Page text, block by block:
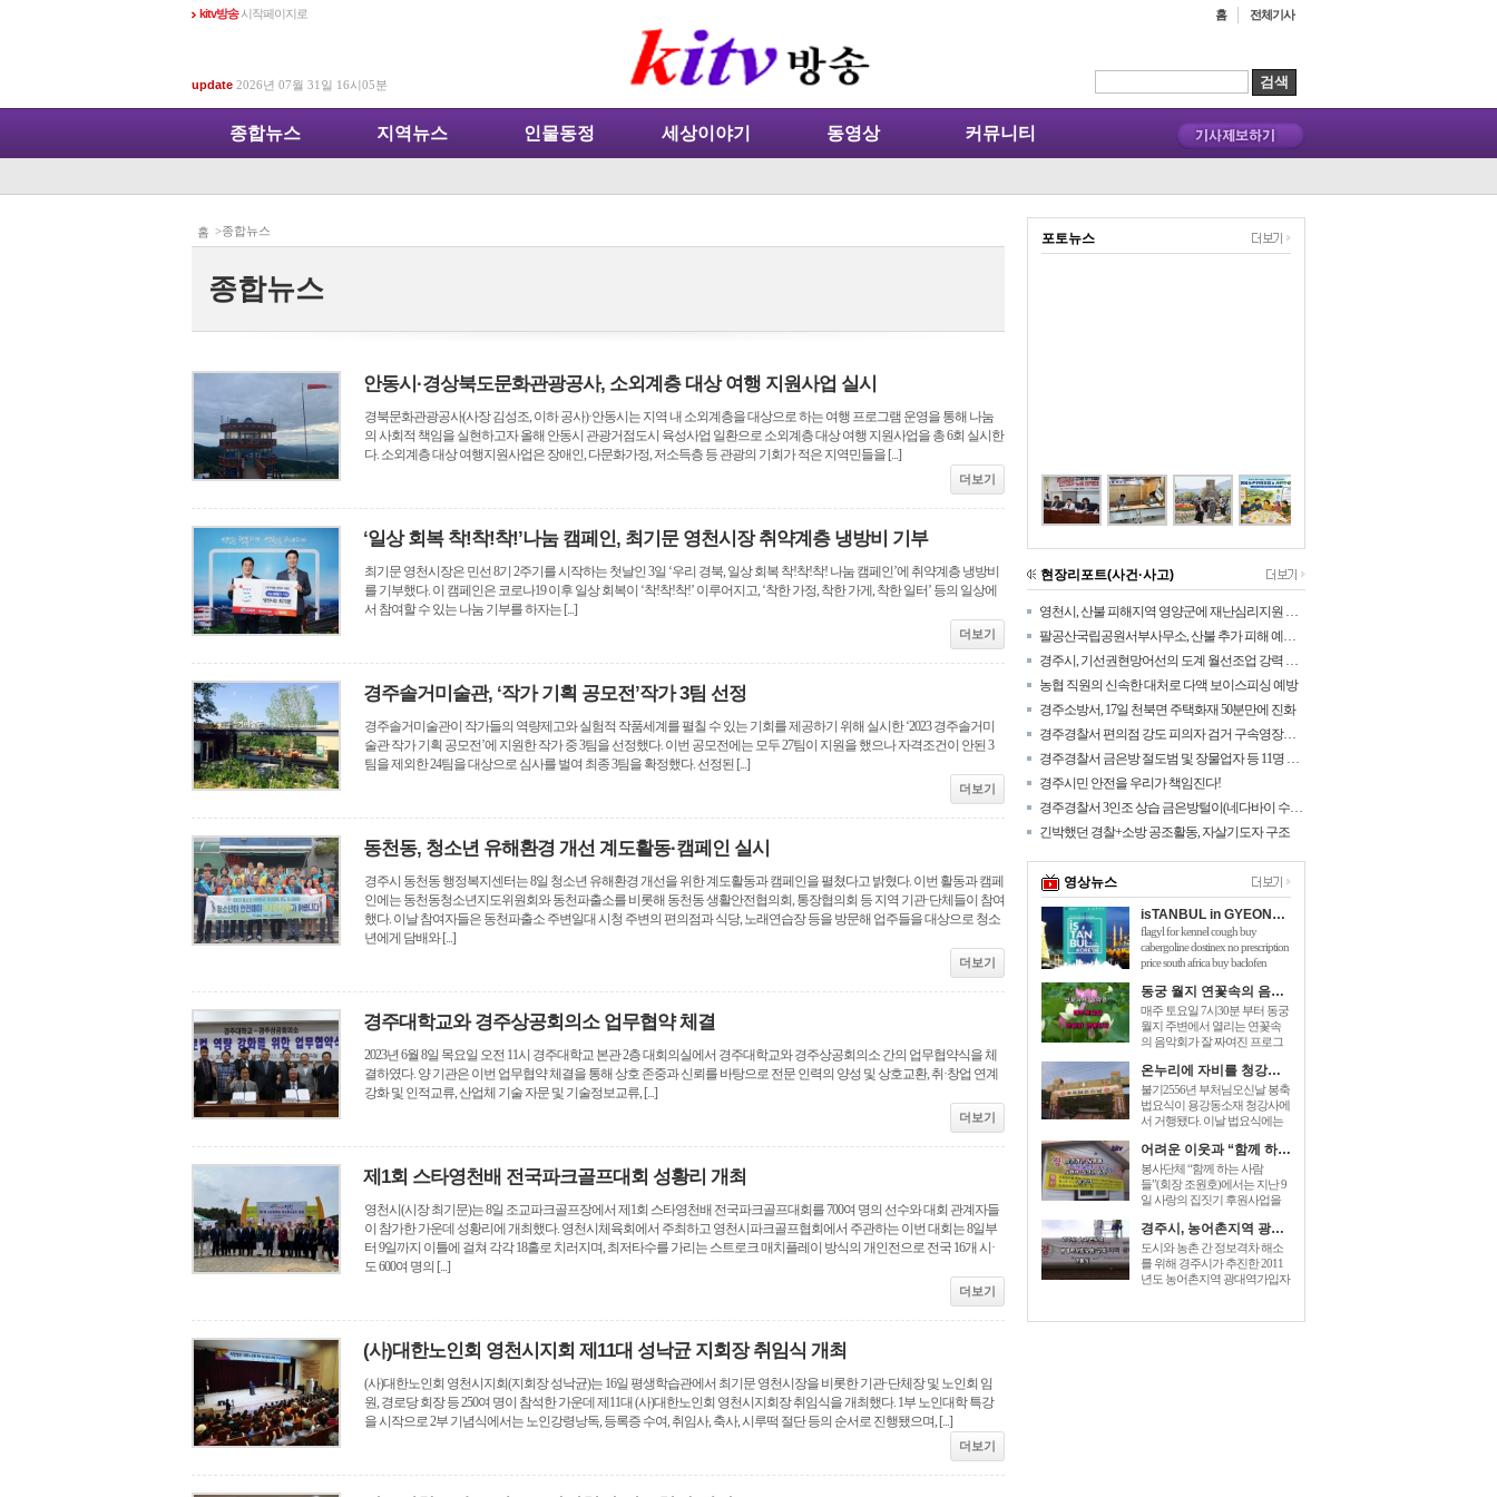
kitv방송시작페이지로
update 2026년 07월 31일 16시05분
홈 전체기사
종합뉴스 지역뉴스 인물동정 세상이야기 동영상 커뮤니티
홈 >종합뉴스
종합뉴스
안동시·경상북도문화관광공사, 소외계층 대상 여행 지원사업 실시
경북문화관광공사(사장 김성조, 이하 공사)·안동시는 지역 내 소외계층을 대상으로 하는 여행 프로그램 운영을 통해 나눔
의 사회적 책임을 실현하고자 올해 안동시 관광거점도시 육성사업 일환으로 소외계층 대상 여행 지원사업을 총 6회 실시한
다. 소외계층 대상 여행지원사업은 장애인, 다문화가정, 저소득층 등 관광의 기회가 적은 지역민들을 [...]
더보기
‘일상 회복 착!착!착!’나눔 캠페인, 최기문 영천시장 취약계층 냉방비 기부
최기문 영천시장은 민선 8기 2주기를 시작하는 첫날인 3일 ‘우리 경북, 일상 회복 착!착!착! 나눔 캠페인’에 취약계층 냉방비
를 기부했다. 이 캠페인은 코로나19 이후 일상 회복이 ‘착!착!착!’ 이루어지고, ‘착한 가정, 착한 가게, 착한 일터’ 등의 일상에
서 참여할 수 있는 나눔 기부를 하자는 [...]
더보기
경주솔거미술관, ‘작가 기획 공모전’작가 3팀 선정
경주솔거미술관이 작가들의 역량제고와 실험적 작품세계를 펼칠 수 있는 기회를 제공하기 위해 실시한 ‘2023 경주솔거미
술관 작가 기획 공모전’에 지원한 작가 중 3팀을 선정했다. 이번 공모전에는 모두 27팀이 지원을 했으나 자격조건이 안된 3
팀을 제외한 24팀을 대상으로 심사를 벌여 최종 3팀을 확정했다. 선정된 [...]
더보기
동천동, 청소년 유해환경 개선 계도활동·캠페인 실시
경주시 동천동 행정복지센터는 8일 청소년 유해환경 개선을 위한 계도활동과 캠페인을 펼쳤다고 밝혔다. 이번 활동과 캠페
인에는 동천동청소년지도위원회와 동천파출소를 비롯해 동천동 생활안전협의회, 통장협의회 등 지역 기관·단체들이 참여
했다. 이날 참여자들은 동천파출소 주변일대 시청 주변의 편의점과 식당, 노래연습장 등을 방문해 업주들을 대상으로 청소
년에게 담배와 [...]
더보기
경주대학교와 경주상공회의소 업무협약 체결
2023년 6월 8일 목요일 오전 11시 경주대학교 본관 2층 대회의실에서 경주대학교와 경주상공회의소 간의 업무협약식을 체
결하였다. 양 기관은 이번 업무협약 체결을 통해 상호 존중과 신뢰를 바탕으로 전문 인력의 양성 및 상호교환, 취·창업 연계
강화 및 인적교류, 산업체 기술 자문 및 기술정보교류, [...]
더보기
제1회 스타영천배 전국파크골프대회 성황리 개최
영천시(시장 최기문)는 8일 조교파크골프장에서 제1회 스타영천배 전국파크골프대회를 700여 명의 선수와 대회 관계자들
이 참가한 가운데 성황리에 개최했다. 영천시체육회에서 주최하고 영천시파크골프협회에서 주관하는 이번 대회는 8일부
터 9일까지 이틀에 걸쳐 각각 18홀로 치러지며, 최저타수를 가리는 스트로크 매치플레이 방식의 개인전으로 전국 16개 시·
도 600여 명의 [...]
더보기
(사)대한노인회 영천시지회 제11대 성낙균 지회장 취임식 개최
(사)대한노인회 영천시지회(지회장 성낙균)는 16일 평생학습관에서 최기문 영천시장을 비롯한 기관·단체장 및 노인회 임
원, 경로당 회장 등 250여 명이 참석한 가운데 제11대 (사)대한노인회 영천시지회장 취임식을 개최했다. 1부 노인대학 특강
을 시작으로 2부 기념식에서는 노인강령낭독, 등록증 수여, 취임사, 축사, 시루떡 절단 등의 순서로 진행됐으며, [...]
더보기
포토뉴스
현장리포트(사건·사고)
영천시, 산불 피해지역 영양군에 재난심리지원 나섰다!
팔공산국립공원서부사무소, 산불 추가 피해 예방을 위해 탐방로 통제구간 확대
경주시, 기선권현망어선의 도계 월선조업 강력 대응
농협 직원의 신속한 대처로 다액 보이스피싱 예방
경주소방서, 17일 천북면 주택화재 50분만에 진화
경주경찰서 편의점 강도 피의자 검거 구속영장신청
경주경찰서 금은방 절도범 및 장물업자 등 11명 검거
경주시민 안전을 우리가 책임진다!
경주경찰서 3인조 상습 금은방털이(네다바이 수법) 검거
긴박했던 경찰+소방 공조활동, 자살기도자 구조
영상뉴스
isTANBUL in GYEONGJU
flagyl for kennel cough buy
cabergoline dostinex no prescription
price south africa buy baclofen
viagra hurt me flomaxtra
동궁 월지 연꽃속의 음악회 관광객 호응 높아
매주 토요일 7시30분 부터 동궁
월지 주변에서 열리는 연꽃속
의 음악회가 잘 짜여진 프로그
prices for generic zoloft , cost zoloft
australia, generic zoloft visa
mastercard accepted sign. 더해 주
고있다. [...]
온누리에 자비를 청강사 부처님오신날 법요식가져
불기2556년 부처님오신날 봉축
법요식이 용강동소재 청강사에
서 거행됐다. 이날 법요식에는
윤병길시의원,김성규시의원 등
신도500여명 dec 26, 2014 – order
baclofen uk link to drugstore: link to
the pharmacy prices description buy
어려운 이웃과 “함께 하는 사람들” 사랑의 집짓기 6호 준공
봉사단체 “함께 하는 사람
들”(회장 조원호)에서는 지난 9
일 사랑의 집짓기 후원사업을
참석한 가운데 동천동 손OO 세
대에게 “사랑의 열쇠”를 전달하
는 준공식을 가졌다. “함께 하는
사람들”은 2005년에 전기, 건축,
경주시, 농어촌지역 광대역가입자망 구축 개통식
도시와 농촌 간 정보격차 해소
를 위해 경주시가 추진한 2011
년도 농어촌지역 광대역가입자
brand name of lioresal, is a muscle